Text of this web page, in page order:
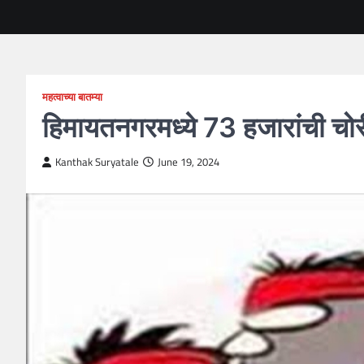
महत्वाच्या बातम्या
हिमायतनगरमध्ये 73 हजारांची
Kanthak Suryatale June 19, 2024